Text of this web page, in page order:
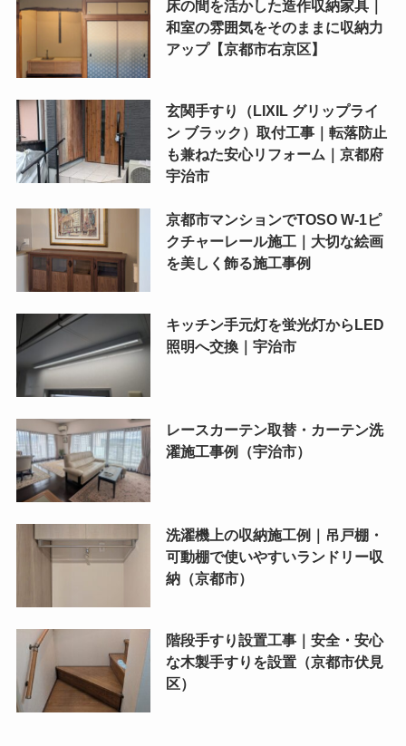
床の間を活かした造作収納家具｜
和室の雰囲気をそのままに収納力
アップ【京都市右京区】
玄関手すり（LIXIL グリップライ
ン ブラック）取付工事｜転落防止
も兼ねた安心リフォーム｜京都府
宇治市
京都市マンションでTOSO W-1ピ
クチャーレール施工｜大切な絵画
を美しく飾る施工事例
キッチン手元灯を蛍光灯からLED
照明へ交換｜宇治市
レースカーテン取替・カーテン洗
濯施工事例（宇治市）
洗濯機上の収納施工例｜吊戸棚・
可動棚で使いやすいランドリー収
納（京都市）
階段手すり設置工事｜安全・安心
な木製手すりを設置（京都市伏見
区）